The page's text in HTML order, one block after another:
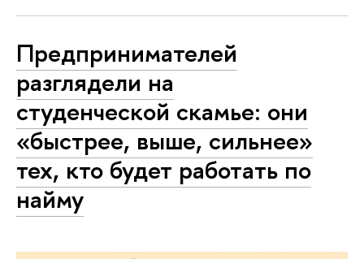
Предпринимателей
разглядели на
студенческой скамье: они
«быстрее, выше, сильнее»
тех, кто будет работать по
найму